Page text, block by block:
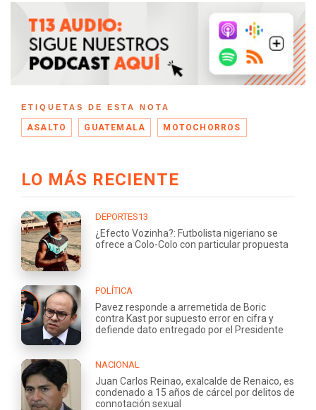
ETIQUETAS DE ESTA NOTA
ASALTO GUATEMALA MOTOCHORROS
LO MÁS RECIENTE
DEPORTES13
¿Efecto Vozinha?: Futbolista nigeriano se
ofrece a Colo-Colo con particular propuesta
POLÍTICA
Pavez responde a arremetida de Boric
contra Kast por supuesto error en cifra y
defiende dato entregado por el Presidente
NACIONAL
Juan Carlos Reinao, exalcalde de Renaico, es
condenado a 15 años de cárcel por delitos de
connotación sexual